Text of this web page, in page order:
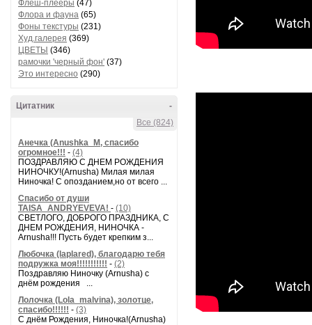
Флеш-плееры (47)
Флора и фауна (65)
Фоны текстуры (231)
Худ.галерея (369)
ЦВЕТЫ (346)
рамочки 'черный фон' (37)
Это интересно (290)
-
Цитатник
Все (824)
Анечка (Anushka_M, спасибо
огромное!!! - (4)
ПОЗДРАВЛЯЮ С ДНЕМ РОЖДЕНИЯ
НИНОЧКУ!(Arnusha) Милая милая
Ниночка! С опозданием,но от всего ...
Спасибо от души
TAISA_ANDRYEVEVA! - (10)
СВЕТЛОГО, ДОБРОГО ПРАЗДНИКА, С
ДНЕМ РОЖДЕНИЯ, НИНОЧКА -
Arnusha!!! Пусть будет крепким з...
Любочка (laplared), благодарю тебя
подружка моя!!!!!!!!!!! - (2)
Поздравляю Ниночку (Arnusha) с
днём рождения ...
Лолочка (Lola_malvina), золотце,
спасибо!!!!!! - (3)
С днём Рождения, Ниночка!(Аrnusha)